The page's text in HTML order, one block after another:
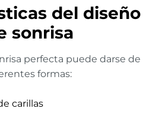
del diseño
sonrisa
perfecta puede darse de
formas:
carillas